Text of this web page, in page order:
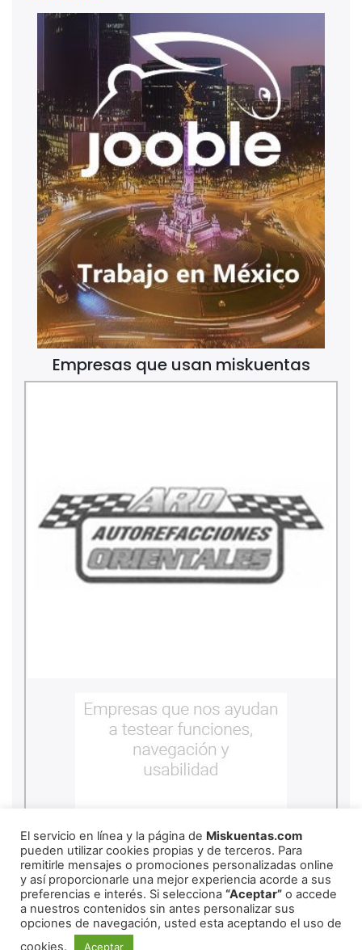
Empresas que usan miskuentas
copyrightmiskuentas2026
El servicio en línea y la página de Miskuentas.com
pueden utilizar cookies propias y de terceros. Para
remitirle mensajes o promociones personalizadas online
y así proporcionarle una mejor experiencia acorde a sus
preferencias e interés. Si selecciona “Aceptar” o accede
a nuestros contenidos sin antes personalizar sus
opciones de navegación, usted esta aceptando el uso de
cookies.
Aceptar